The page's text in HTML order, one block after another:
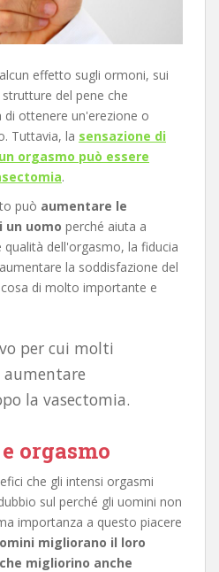
effetto sugli ormoni, sui
del pene che
di ottenere un'erezione o
Tuttavia, la sensazione di
orgasmo può essere
.
può aumentare le
un uomo perché aiuta a
dell'orgasmo, la fiducia
la soddisfazione del
di molto importante e
per cui molti
la vasectomia.
orgasmo
che gli intensi orgasmi
sul perché gli uomini non
importanza a questo piacere
migliorano il loro
migliorino anche